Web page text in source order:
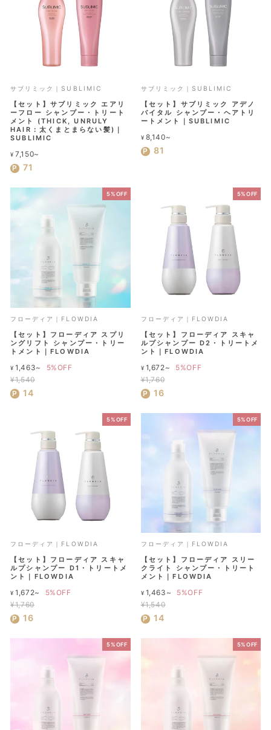
サブリミック｜SUBLIMIC
【セット】サブリミック エアリ
ーフロー シャンプー・トリート
メント (THICK, UNRULY
HAIR：太くまとまらない髪)｜
SUBLIMIC
¥ 7,150~
71
サブリミック｜SUBLIMIC
【セット】サブリミック アデノ
バイタル シャンプー・ヘアトリ
ートメント｜SUBLIMIC
¥ 8,140~
81
5%OFF
フローディア｜FLOWDIA
【セット】フローディア スプリ
ングリフト シャンプー・トリー
トメント｜FLOWDIA
¥ 1,463~ 5%OFF
¥1,540
セ
14
5%OFF
フローディア｜FLOWDIA
【セット】フローディア スキャ
ルプシャンプー D2・トリートメ
ント｜FLOWDIA
¥ 1,672~ 5%OFF
¥1,760
セ
ル
16
5%OFF
フローディア｜FLOWDIA
【セット】フローディア スキャ
ルプシャンプー D1・トリートメ
ント｜FLOWDIA
¥ 1,672~ 5%OFF
¥1,760
セ
ル
16
5%OFF
フローディア｜FLOWDIA
【セット】フローディア スリー
クライト シャンプー・トリート
メント｜FLOWDIA
¥ 1,463~ 5%OFF
¥1,540
セ
ル
14
5%OFF 5%OFF